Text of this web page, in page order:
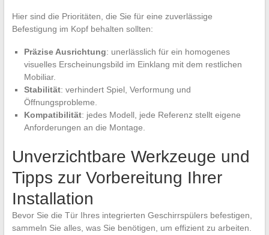
Hier sind die Prioritäten, die Sie für eine zuverlässige
Befestigung im Kopf behalten sollten:
Präzise Ausrichtung: unerlässlich für ein homogenes
visuelles Erscheinungsbild im Einklang mit dem restlichen
Mobiliar.
Stabilität: verhindert Spiel, Verformung und
Öffnungsprobleme.
Kompatibilität: jedes Modell, jede Referenz stellt eigene
Anforderungen an die Montage.
Unverzichtbare Werkzeuge und
Tipps zur Vorbereitung Ihrer
Installation
Bevor Sie die Tür Ihres integrierten Geschirrspülers befestigen,
sammeln Sie alles, was Sie benötigen, um effizient zu arbeiten.